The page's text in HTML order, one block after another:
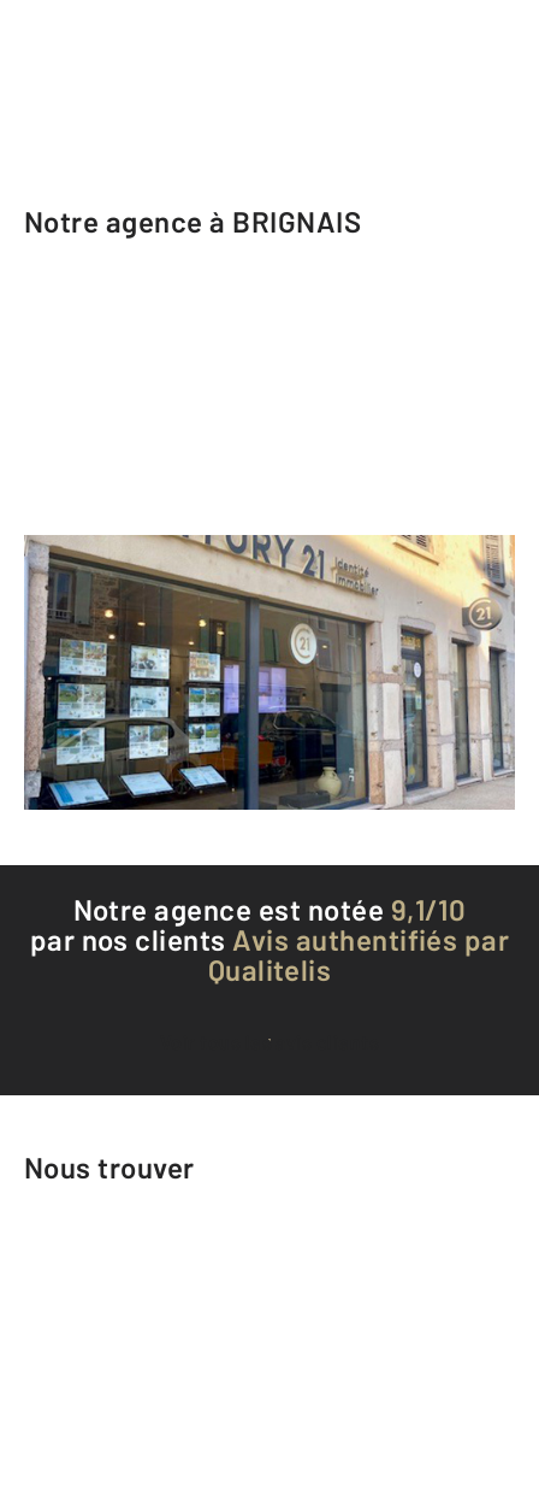
Notre agence à BRIGNAIS
CENTURY 21 Identité Immobilier
142 rue du Général de Gaulle
BRIGNAIS - 69530
Envoyer un message
Téléphoner à l'agence
Notre agence est notée 9,1/10
par nos clients Avis authentifiés par
Qualitelis
Voir tous les avis clients
Nous trouver